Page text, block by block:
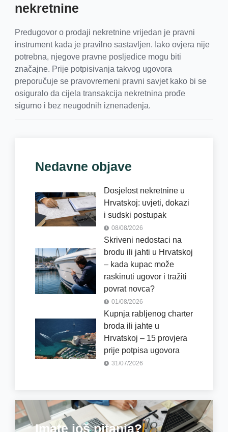
nekretnine
Predugovor o prodaji nekretnine vrijedan je pravni
instrument kada je pravilno sastavljen. Iako ovjera nije
potrebna, njegove pravne posljedice mogu biti
značajne. Prije potpisivanja takvog ugovora
preporučuje se pravovremeni pravni savjet kako bi se
osiguralo da cijela transakcija nekretnina prođe
sigurno i bez neugodnih iznenađenja.
Nedavne objave
Dosjelost nekretnine u
Hrvatskoj: uvjeti, dokazi
i sudski postupak
08/08/2026
Skriveni nedostaci na
brodu ili jahti u Hrvatskoj
– kada kupac može
raskinuti ugovor i tražiti
povrat novca?
01/08/2026
Kupnja rabljenog charter
broda ili jahte u
Hrvatskoj – 15 provjera
prije potpisa ugovora
31/07/2026
Imate još pitanja?